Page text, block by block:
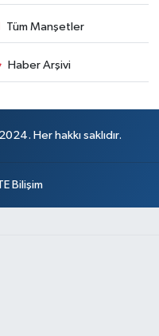
Tüm Manşetler
Haber Arşivi
Her hakkı saklıdır.
Bilişim